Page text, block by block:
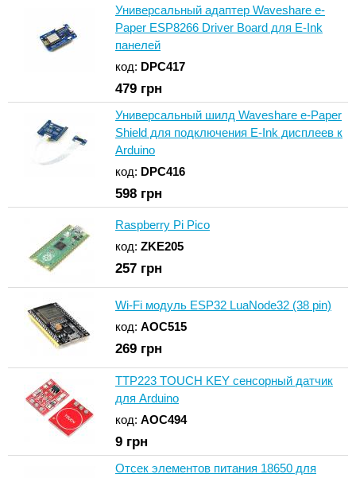
Универсальный адаптер Waveshare e-
Paper ESP8266 Driver Board для E-Ink
панелей
код: DPC417
479 грн
Универсальный шилд Waveshare e-Paper
Shield для подключения E-Ink дисплеев к
Arduino
код: DPC416
598 грн
Raspberry Pi Pico
код: ZKE205
257 грн
Wi-Fi модуль ESP32 LuaNode32 (38 pin)
код: AOC515
269 грн
TTP223 TOUCH KEY сенсорный датчик
для Arduino
код: AOC494
9 грн
Отсек элементов питания 18650 для